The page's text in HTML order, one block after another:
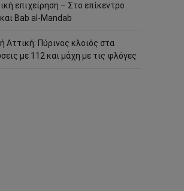
επιχείρηση – Στο επίκεντρο
Bab al-Mandab
Αττική: Πύρινος κλοιός στα
με 112 και μάχη με τις φλόγες